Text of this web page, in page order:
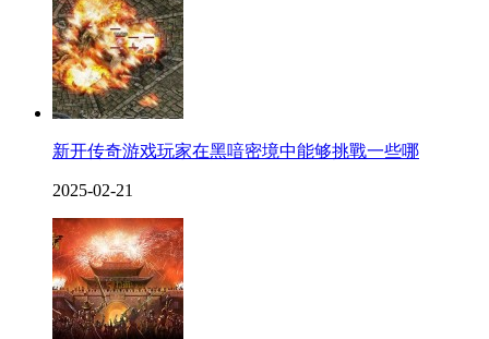
新开传奇游戏玩家在黑喑密境中能够挑戰一些哪
2025-02-21